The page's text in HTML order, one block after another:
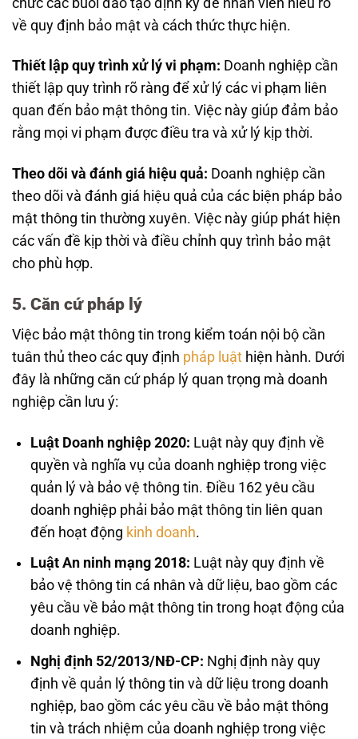
về quy định bảo mật và cách thức thực hiện.
Thiết lập quy trình xử lý vi phạm: Doanh nghiệp cần
thiết lập quy trình rõ ràng để xử lý các vi phạm liên
quan đến bảo mật thông tin. Việc này giúp đảm bảo
rằng mọi vi phạm được điều tra và xử lý kịp thời.
Theo dõi và đánh giá hiệu quả: Doanh nghiệp cần
theo dõi và đánh giá hiệu quả của các biện pháp bảo
mật thông tin thường xuyên. Việc này giúp phát hiện
các vấn đề kịp thời và điều chỉnh quy trình bảo mật
cho phù hợp.
5. Căn cứ pháp lý
Việc bảo mật thông tin trong kiểm toán nội bộ cần
tuân thủ theo các quy định pháp luật hiện hành. Dưới
đây là những căn cứ pháp lý quan trọng mà doanh
nghiệp cần lưu ý:
Luật Doanh nghiệp 2020: Luật này quy định về
quyền và nghĩa vụ của doanh nghiệp trong việc
quản lý và bảo vệ thông tin. Điều 162 yêu cầu
doanh nghiệp phải bảo mật thông tin liên quan
đến hoạt động kinh doanh.
Luật An ninh mạng 2018: Luật này quy định về
bảo vệ thông tin cá nhân và dữ liệu, bao gồm các
yêu cầu về bảo mật thông tin trong hoạt động của
doanh nghiệp.
Nghị định 52/2013/NĐ-CP: Nghị định này quy
định về quản lý thông tin và dữ liệu trong doanh
nghiệp, bao gồm các yêu cầu về bảo mật thông
tin và trách nhiệm của doanh nghiệp trong việc